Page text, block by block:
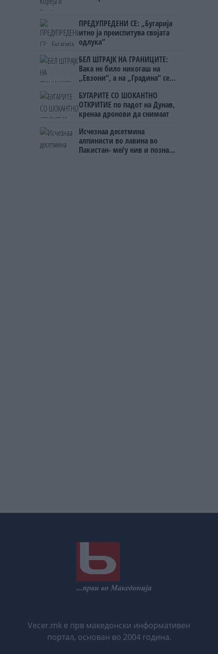
ПРЕДУПРЕДЕНИ СЕ: „Бугарија
итно ја преиспитува својата
одлука“
БЕЛ ШТРАЈК НА ГРАНИЦИТЕ:
Вака не било никогаш на
„Евзони“, а на „Градина“ се
БУГАРИТЕ СО ШОКАНТНО
ОТКРИТИЕ по падот на Дунав,
кренаа дронови да снимаат
Исчезнаа десетмина
алпинисти во лавина во
Пакистан- меѓу нив и познат
Vecer.mk е прв македонски информативен
портал, основан во 2004 година.